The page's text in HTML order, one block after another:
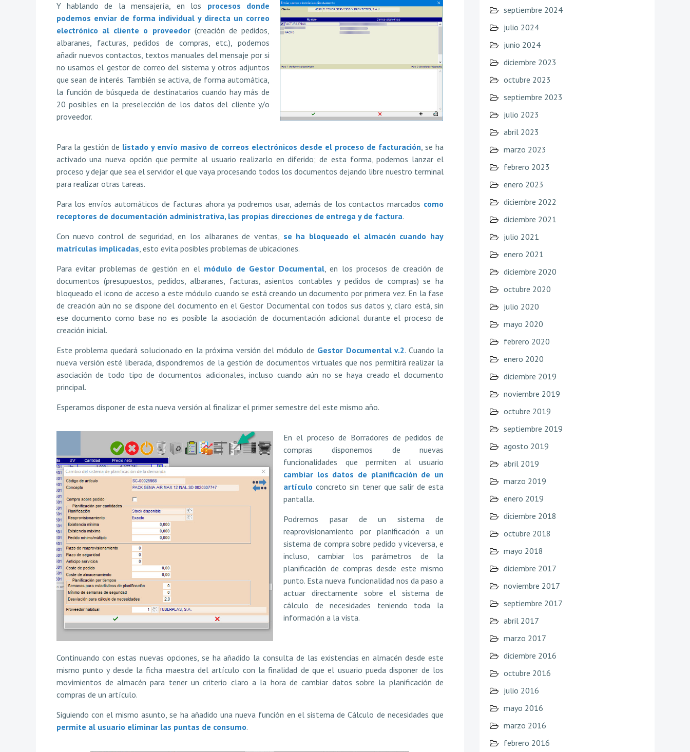
Y hablando de la mensajería, en los procesos donde
podemos enviar de forma individual y directa un correo
electrónico al cliente o proveedor (creación de pedidos,
albaranes, facturas, pedidos de compras, etc.), podemos
añadir nuevos contactos, textos manuales del mensaje por si
no usamos el gestor de correo del sistema y otros adjuntos
que sean de interés. También se activa, de forma automática,
la función de búsqueda de destinatarios cuando hay más de
20 posibles en la preselección de los datos del cliente y/o
proveedor.
Para la gestión de listado y envío masivo de correos electrónicos desde el proceso de facturación, se ha
activado una nueva opción que permite al usuario realizarlo en diferido; de esta forma, podemos lanzar el
proceso y dejar que sea el servidor el que vaya procesando todos los documentos dejando libre nuestro terminal
para realizar otras tareas.
Para los envíos automáticos de facturas ahora ya podremos usar, además de los contactos marcados como
receptores de documentación administrativa, las propias direcciones de entrega y de factura.
Con nuevo control de seguridad, en los albaranes de ventas, se ha bloqueado el almacén cuando hay
matrículas implicadas, esto evita posibles problemas de ubicaciones.
Para evitar problemas de gestión en el módulo de Gestor Documental, en los procesos de creación de
documentos (presupuestos, pedidos, albaranes, facturas, asientos contables y pedidos de compras) se ha
bloqueado el icono de acceso a este módulo cuando se está creando un documento por primera vez. En la fase
de creación aún no se dispone del documento en el Gestor Documental con todos sus datos y, claro está, sin
ese documento como base no es posible la asociación de documentación adicional durante el proceso de
creación inicial.
Este problema quedará solucionado en la próxima versión del módulo de Gestor Documental v.2. Cuando la
nueva versión esté liberada, dispondremos de la gestión de documentos virtuales que nos permitirá realizar la
asociación de todo tipo de documentos adicionales, incluso cuando aún no se haya creado el documento
principal.
Esperamos disponer de esta nueva versión al finalizar el primer semestre del este mismo año.
En el proceso de Borradores de pedidos de
compras disponemos de nuevas
funcionalidades que permiten al usuario
cambiar los datos de planificación de un
artículo concreto sin tener que salir de esta
pantalla.
Podremos pasar de un sistema de
reaprovisionamiento por planificación a un
sistema de compra sobre pedido y viceversa, e
incluso, cambiar los parámetros de la
planificación de compras desde este mismo
punto. Esta nueva funcionalidad nos da paso a
actuar directamente sobre el sistema de
cálculo de necesidades teniendo toda la
información a la vista.
Continuando con estas nuevas opciones, se ha añadido la consulta de las existencias en almacén desde este
mismo punto y desde la ficha maestra del artículo con la finalidad de que el usuario pueda disponer de los
movimientos de almacén para tener un criterio claro a la hora de cambiar datos sobre la planificación de
compras de un artículo.
Siguiendo con el mismo asunto, se ha añadido una nueva función en el sistema de Cálculo de necesidades que
permite al usuario eliminar las puntas de consumo.
septiembre 2024
julio 2024
junio 2024
diciembre 2023
octubre 2023
septiembre 2023
julio 2023
abril 2023
marzo 2023
febrero 2023
enero 2023
diciembre 2022
diciembre 2021
julio 2021
enero 2021
diciembre 2020
octubre 2020
julio 2020
mayo 2020
febrero 2020
enero 2020
diciembre 2019
noviembre 2019
octubre 2019
septiembre 2019
agosto 2019
abril 2019
marzo 2019
enero 2019
diciembre 2018
octubre 2018
mayo 2018
diciembre 2017
noviembre 2017
septiembre 2017
abril 2017
marzo 2017
diciembre 2016
octubre 2016
julio 2016
mayo 2016
marzo 2016
febrero 2016